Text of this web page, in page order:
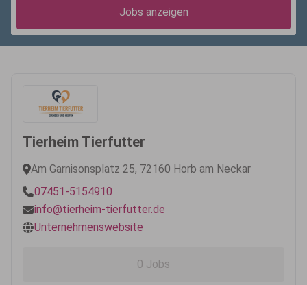
Jobs anzeigen
Tierheim Tierfutter
Am Garnisonsplatz 25, 72160 Horb am Neckar
07451-5154910
info@tierheim-tierfutter.de
Unternehmenswebsite
0 Jobs